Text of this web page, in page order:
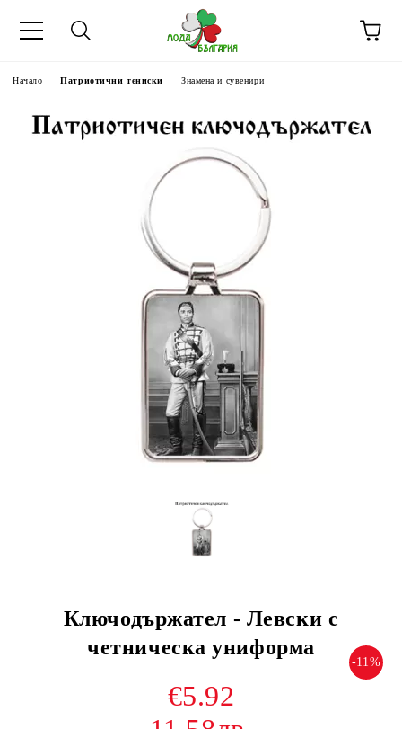
Начало Патриотични тениски Знамена и сувенири
Ключодържател - Левски с
четническа униформа
-11%
€5.92